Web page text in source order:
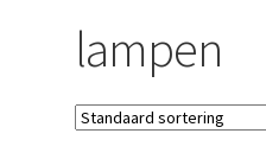
Nieuws
lampen